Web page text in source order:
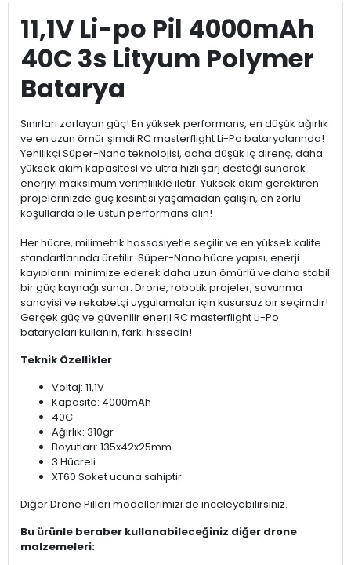
11,1V Li-po Pil 4000mAh
40C 3s Lityum Polymer
Batarya
Sınırları zorlayan güç! En yüksek performans, en düşük ağırlık
ve en uzun ömür şimdi RC masterflight Li-Po bataryalarında!
Yenilikçi Süper-Nano teknolojisi, daha düşük iç direnç, daha
yüksek akım kapasitesi ve ultra hızlı şarj desteği sunarak
enerjiyi maksimum verimlilikle iletir. Yüksek akım gerektiren
projelerinizde güç kesintisi yaşamadan çalışın, en zorlu
koşullarda bile üstün performans alın!
Her hücre, milimetrik hassasiyetle seçilir ve en yüksek kalite
standartlarında üretilir. Süper-Nano hücre yapısı, enerji
kayıplarını minimize ederek daha uzun ömürlü ve daha stabil
bir güç kaynağı sunar. Drone, robotik projeler, savunma
sanayisi ve rekabetçi uygulamalar için kusursuz bir seçimdir!
Gerçek güç ve güvenilir enerji RC masterflight Li-Po
bataryaları kullanın, farkı hissedin!
Teknik Özellikler
Voltaj: 11,1V
Kapasite: 4000mAh
40C
Ağırlık: 310gr
Boyutları: 135x42x25mm
3 Hücreli
XT60 Soket ucuna sahiptir
Diğer Drone Pilleri modellerimizi de inceleyebilirsiniz.
Bu ürünle beraber kullanabileceğiniz diğer drone
malzemeleri: